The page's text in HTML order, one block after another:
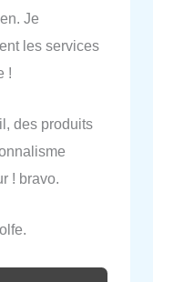
Je
les services
!
des produits
! bravo.